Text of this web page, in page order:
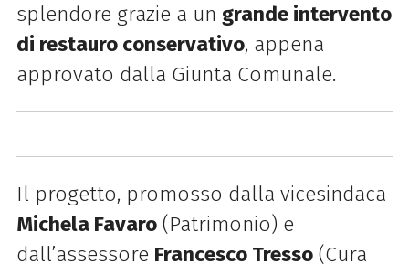
splendore grazie a un grande intervento
di restauro conservativo, appena
approvato dalla Giunta Comunale.
Il progetto, promosso dalla vicesindaca
Michela Favaro(Patrimonio) e
dall’assessore Francesco Tresso(Cura